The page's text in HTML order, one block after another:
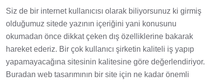
Siz de bir internet kullanıcısı olarak biliyorsunuz ki girmiş
olduğumuz sitede yazının içeriğini yani konusunu
okumadan önce dikkat çeken dış özelliklerine bakarak
hareket ederiz. Bir çok kullanıcı şirketin kaliteli iş yapıp
yapamayacağına sitesinin kalitesine göre değerlendiriyor.
Buradan web tasarımının bir site için ne kadar önemli